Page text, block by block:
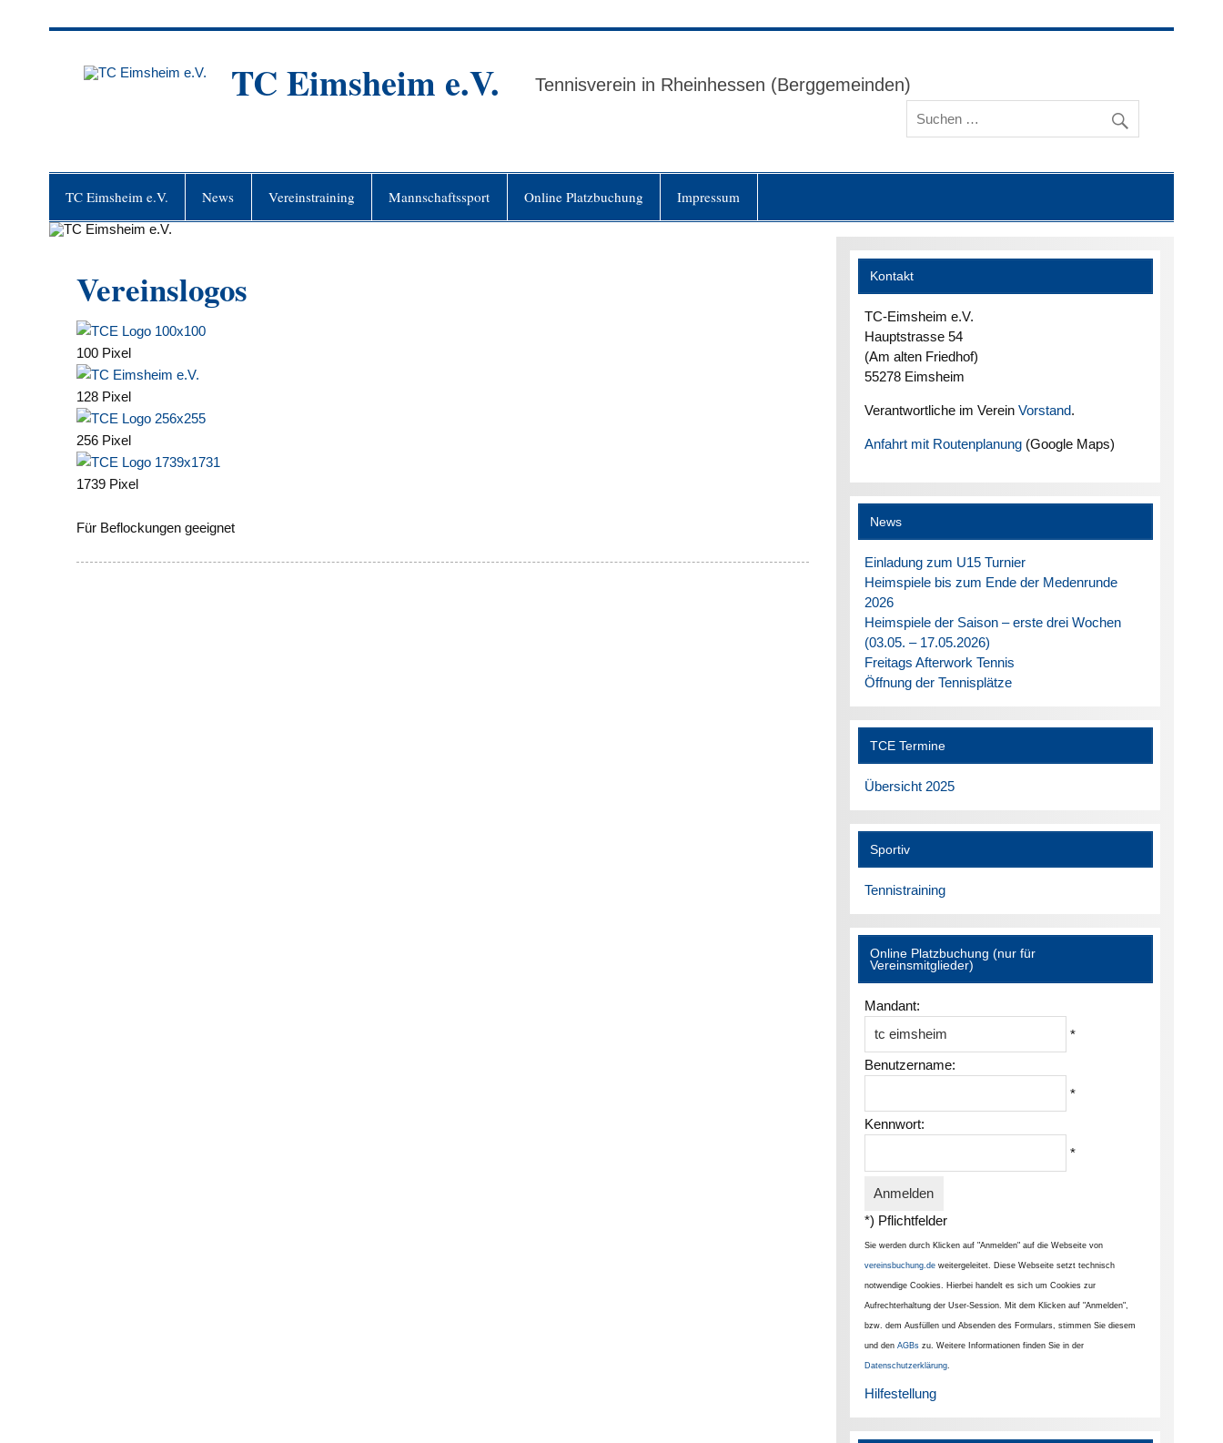
TC Eimsheim e.V. Tennisverein in Rheinhessen (Berggemeinden)
TC Eimsheim e.V. News Vereinstraining Mannschaftssport Online Platzbuchung Impressum
Vereinslogos
100 Pixel
128 Pixel
256 Pixel
1739 Pixel
Für Beflockungen geeignet
Kontakt
TC-Eimsheim e.V.
Hauptstrasse 54
(Am alten Friedhof)
55278 Eimsheim
Verantwortliche im Verein Vorstand.
Anfahrt mit Routenplanung(Google Maps)
News
Einladung zum U15 Turnier
Heimspiele bis zum Ende der Medenrunde
2026
Heimspiele der Saison – erste drei Wochen
(03.05. – 17.05.2026)
Freitags Afterwork Tennis
Öffnung der Tennisplätze
TCE Termine
Übersicht 2025
Sportiv
Tennistraining
Online Platzbuchung (nur für
Vereinsmitglieder)
Mandant:
*
Benutzername:
*
Kennwort:
*
*) Pflichtfelder
Sie werden durch Klicken auf "Anmelden" auf die Webseite von
vereinsbuchung.deweitergeleitet. Diese Webseite setzt technisch
notwendige Cookies. Hierbei handelt es sich um Cookies zur
Aufrechterhaltung der User-Session. Mit dem Klicken auf "Anmelden",
bzw. dem Ausfüllen und Absenden des Formulars, stimmen Sie diesem
und den AGBszu. Weitere Informationen finden Sie in der
Datenschutzerklärung.
Hilfestellung